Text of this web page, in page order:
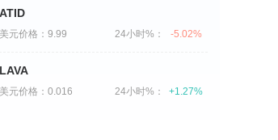
ATID
美元价格： 9.99 24小时%： -5.02%
LAVA
美元价格： 0.016 24小时%： +1.27%